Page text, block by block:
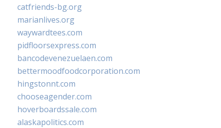
catfriends-bg.org
marianlives.org
waywardtees.com
pidfloorsexpress.com
bancodevenezuelaen.com
bettermoodfoodcorporation.com
hingstonnt.com
chooseagender.com
hoverboardssale.com
alaskapolitics.com